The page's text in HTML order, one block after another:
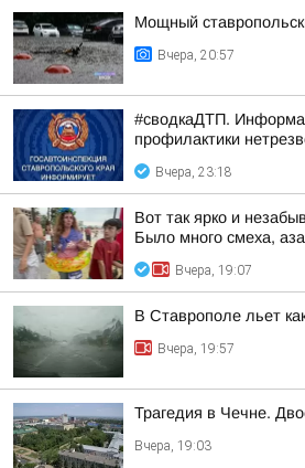
Мощный
Вчера, 20:57
#сводкаДТП.
профилактики
Вчера, 23:18
Вот так ярко и
Было много смеха,
Вчера, 19:07
В Ставрополе льет
Вчера, 19:57
Трагедия в Чечне.
Вчера, 19:03